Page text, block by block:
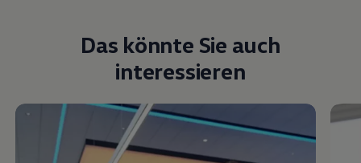
Das könnte Sie auch
interessieren